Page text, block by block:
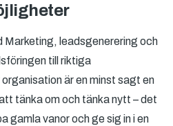
Marketing, leadsgenerering och
till riktiga
är en minst sagt en
tänka om och tänka nytt – det
gamla vanor och ge sig in i en